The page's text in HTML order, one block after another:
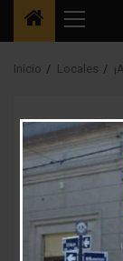
Menú
Inicio Locales
Locales
25